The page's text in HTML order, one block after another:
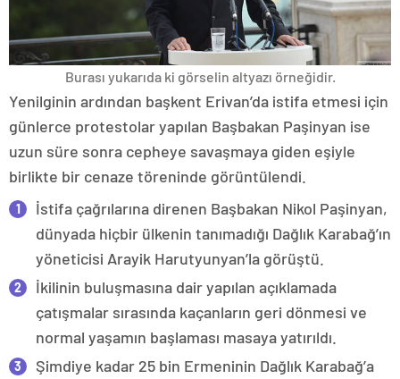
Burası yukarıda ki görselin altyazı örneğidir.
Yenilginin ardından başkent Erivan’da istifa etmesi için
günlerce protestolar yapılan Başbakan Paşinyan ise
uzun süre sonra cepheye savaşmaya giden eşiyle
birlikte bir cenaze töreninde görüntülendi.
İstifa çağrılarına direnen Başbakan Nikol Paşinyan,
dünyada hiçbir ülkenin tanımadığı Dağlık Karabağ’ın
yöneticisi Arayik Harutyunyan’la görüştü.
İkilinin buluşmasına dair yapılan açıklamada
çatışmalar sırasında kaçanların geri dönmesi ve
normal yaşamın başlaması masaya yatırıldı.
Şimdiye kadar 25 bin Ermeninin Dağlık Karabağ’a